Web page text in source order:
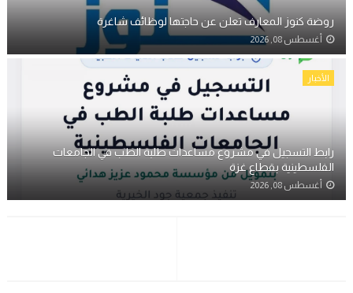
روضة كنوز المعارف تعلن عن حاجتها لوظائف شاغرة
أغسطس 08, 2026
الأخبار
رابط التسجيل في مشروع مساعدات طلبة الطب في الجامعات
الفلسطينية بقطاع غزة
أغسطس 08, 2026